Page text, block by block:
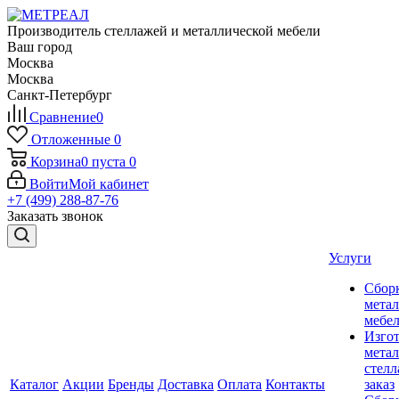
Производитель стеллажей и металлической мебели
Ваш город
Москва
Москва
Санкт-Петербург
Сравнение0
Отложенные 0
Корзина0 пуста 0
ВойтиМой кабинет
+7 (499) 288-87-76
Заказать звонок
Каталог Акции Бренды Доставка Оплата Контакты
Услуги
заказ